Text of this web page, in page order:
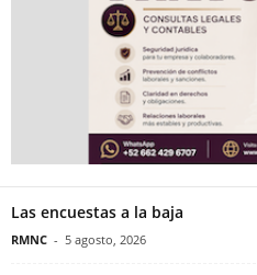
Las encuestas a la baja
RMNC - 5 agosto, 2026